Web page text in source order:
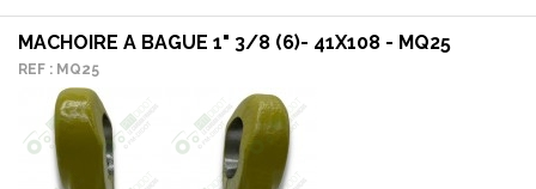
MACHOIRE A BAGUE 1" 3/8 (6)- 41X108 - MQ25
REF : MQ25